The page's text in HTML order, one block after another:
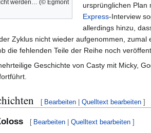
werden… (© Egmont
ursprünglichen Plan
Express-Interview
allerdings hinzu,
Zyklus nicht wieder aufgenommen,
die fehlenden Teile der Reihe noch
Geschichte von Casty mit Micky,
[ Bearbeiten |Quelltext bearbeiten ]
[ Bearbeiten |Quelltext bearbeiten ]